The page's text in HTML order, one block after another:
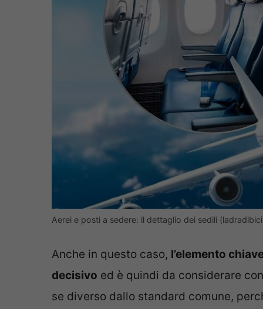
Aerei e posti a sedere: il dettaglio dei sedili
Anche in questo caso, l’elemento
decisivo ed è quindi da considerare
se diverso dallo standard comune,